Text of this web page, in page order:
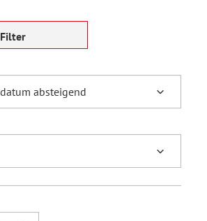
Filter